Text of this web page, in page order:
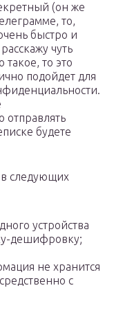
(он же
то,
быстро и
чуть
то это
подойдет для
будете
в следующих
устройства
дешифровку;
не хранится
с